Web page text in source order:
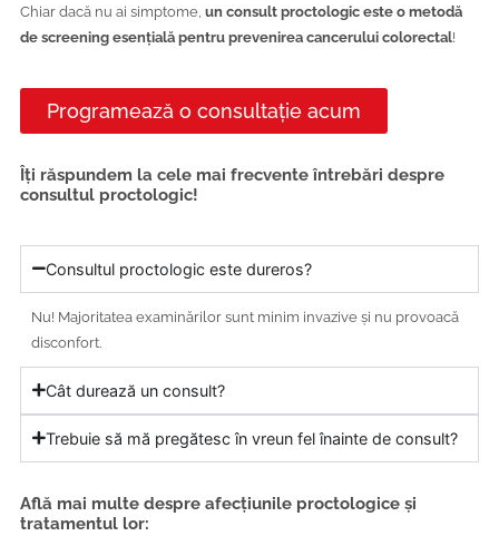
Chiar dacă nu ai simptome, un consult proctologic este o metodă
de screening esențială pentru prevenirea cancerului colorectal!
Programează o consultație acum
Îți răspundem la cele mai frecvente întrebări despre
consultul proctologic!
Consultul proctologic este dureros?
Nu! Majoritatea examinărilor sunt minim invazive și nu provoacă
disconfort.
Cât durează un consult?
Trebuie să mă pregătesc în vreun fel înainte de consult?
Află mai multe despre afecțiunile proctologice și
tratamentul lor: